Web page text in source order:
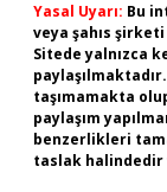
Yasal Uyarı: Bu
veya şahıs
Sitede yalnızca
taşımamakta
paylaşım
benzerlikleri
taslak halindedir